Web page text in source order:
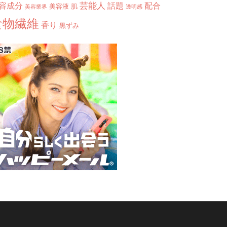
成分 美容業界 美容液 肌 芸能人 話題 透明感 配合
繊維 香り 黒ずみ